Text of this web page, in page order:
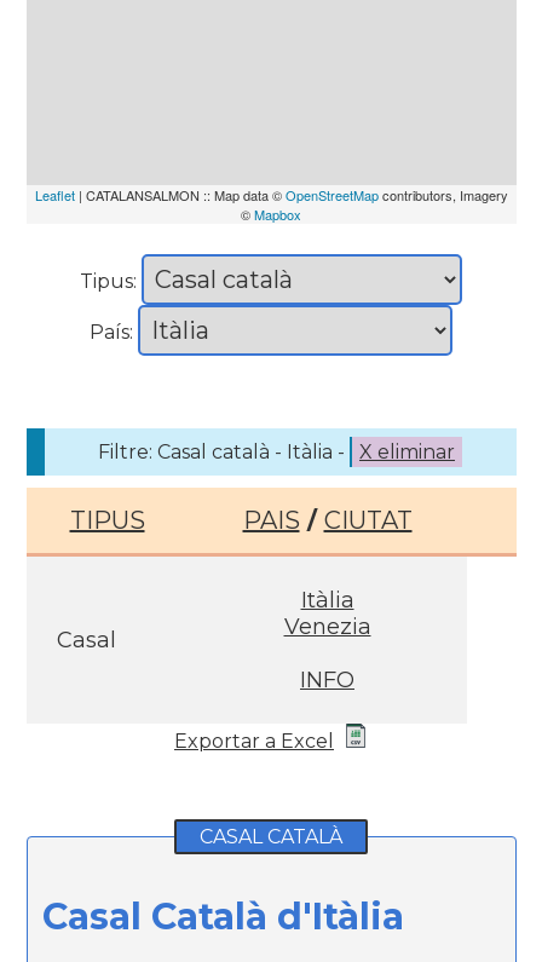
Leaflet| CATALANSALMON :: Map data ©OpenStreetMapcontributors, Imagery
©Mapbox
Tipus:
País:
Filtre: Casal català - Itàlia - X eliminar
TIPUS PAIS / CIUTAT
Casal
Itàlia
Venezia
INFO
Exportar a Excel
CASAL CATALÀ
Casal Català d'Itàlia